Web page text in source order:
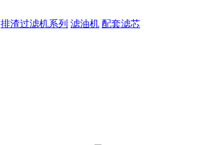
排渣过滤机系列 滤油机 配套滤芯